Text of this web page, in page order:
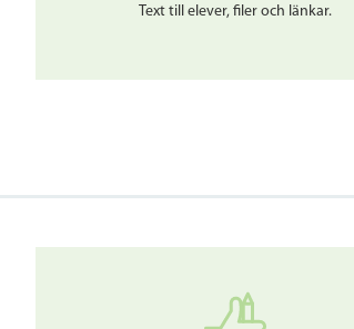
Text till elever, filer och länkar.